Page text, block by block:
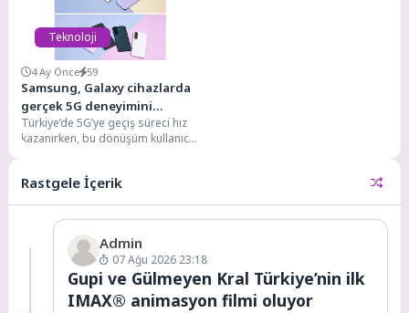
Teknoloji
4 Ay Önce 59
Samsung, Galaxy cihazlarda
gerçek 5G deneyimini
başlatıyor
Türkiye’de 5G’ye geçiş süreci hız
kazanırken, bu dönüşüm kullanıcı
Rastgele İçerik
Admin
07 Ağu 2026 23:18
Gupi ve Gülmeyen Kral Türkiye’nin ilk
IMAX® animasyon filmi oluyor